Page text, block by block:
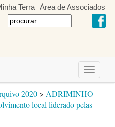
Terra Área de Associados
Toggle
2020 > ADRIMINHO
local liderado pelas